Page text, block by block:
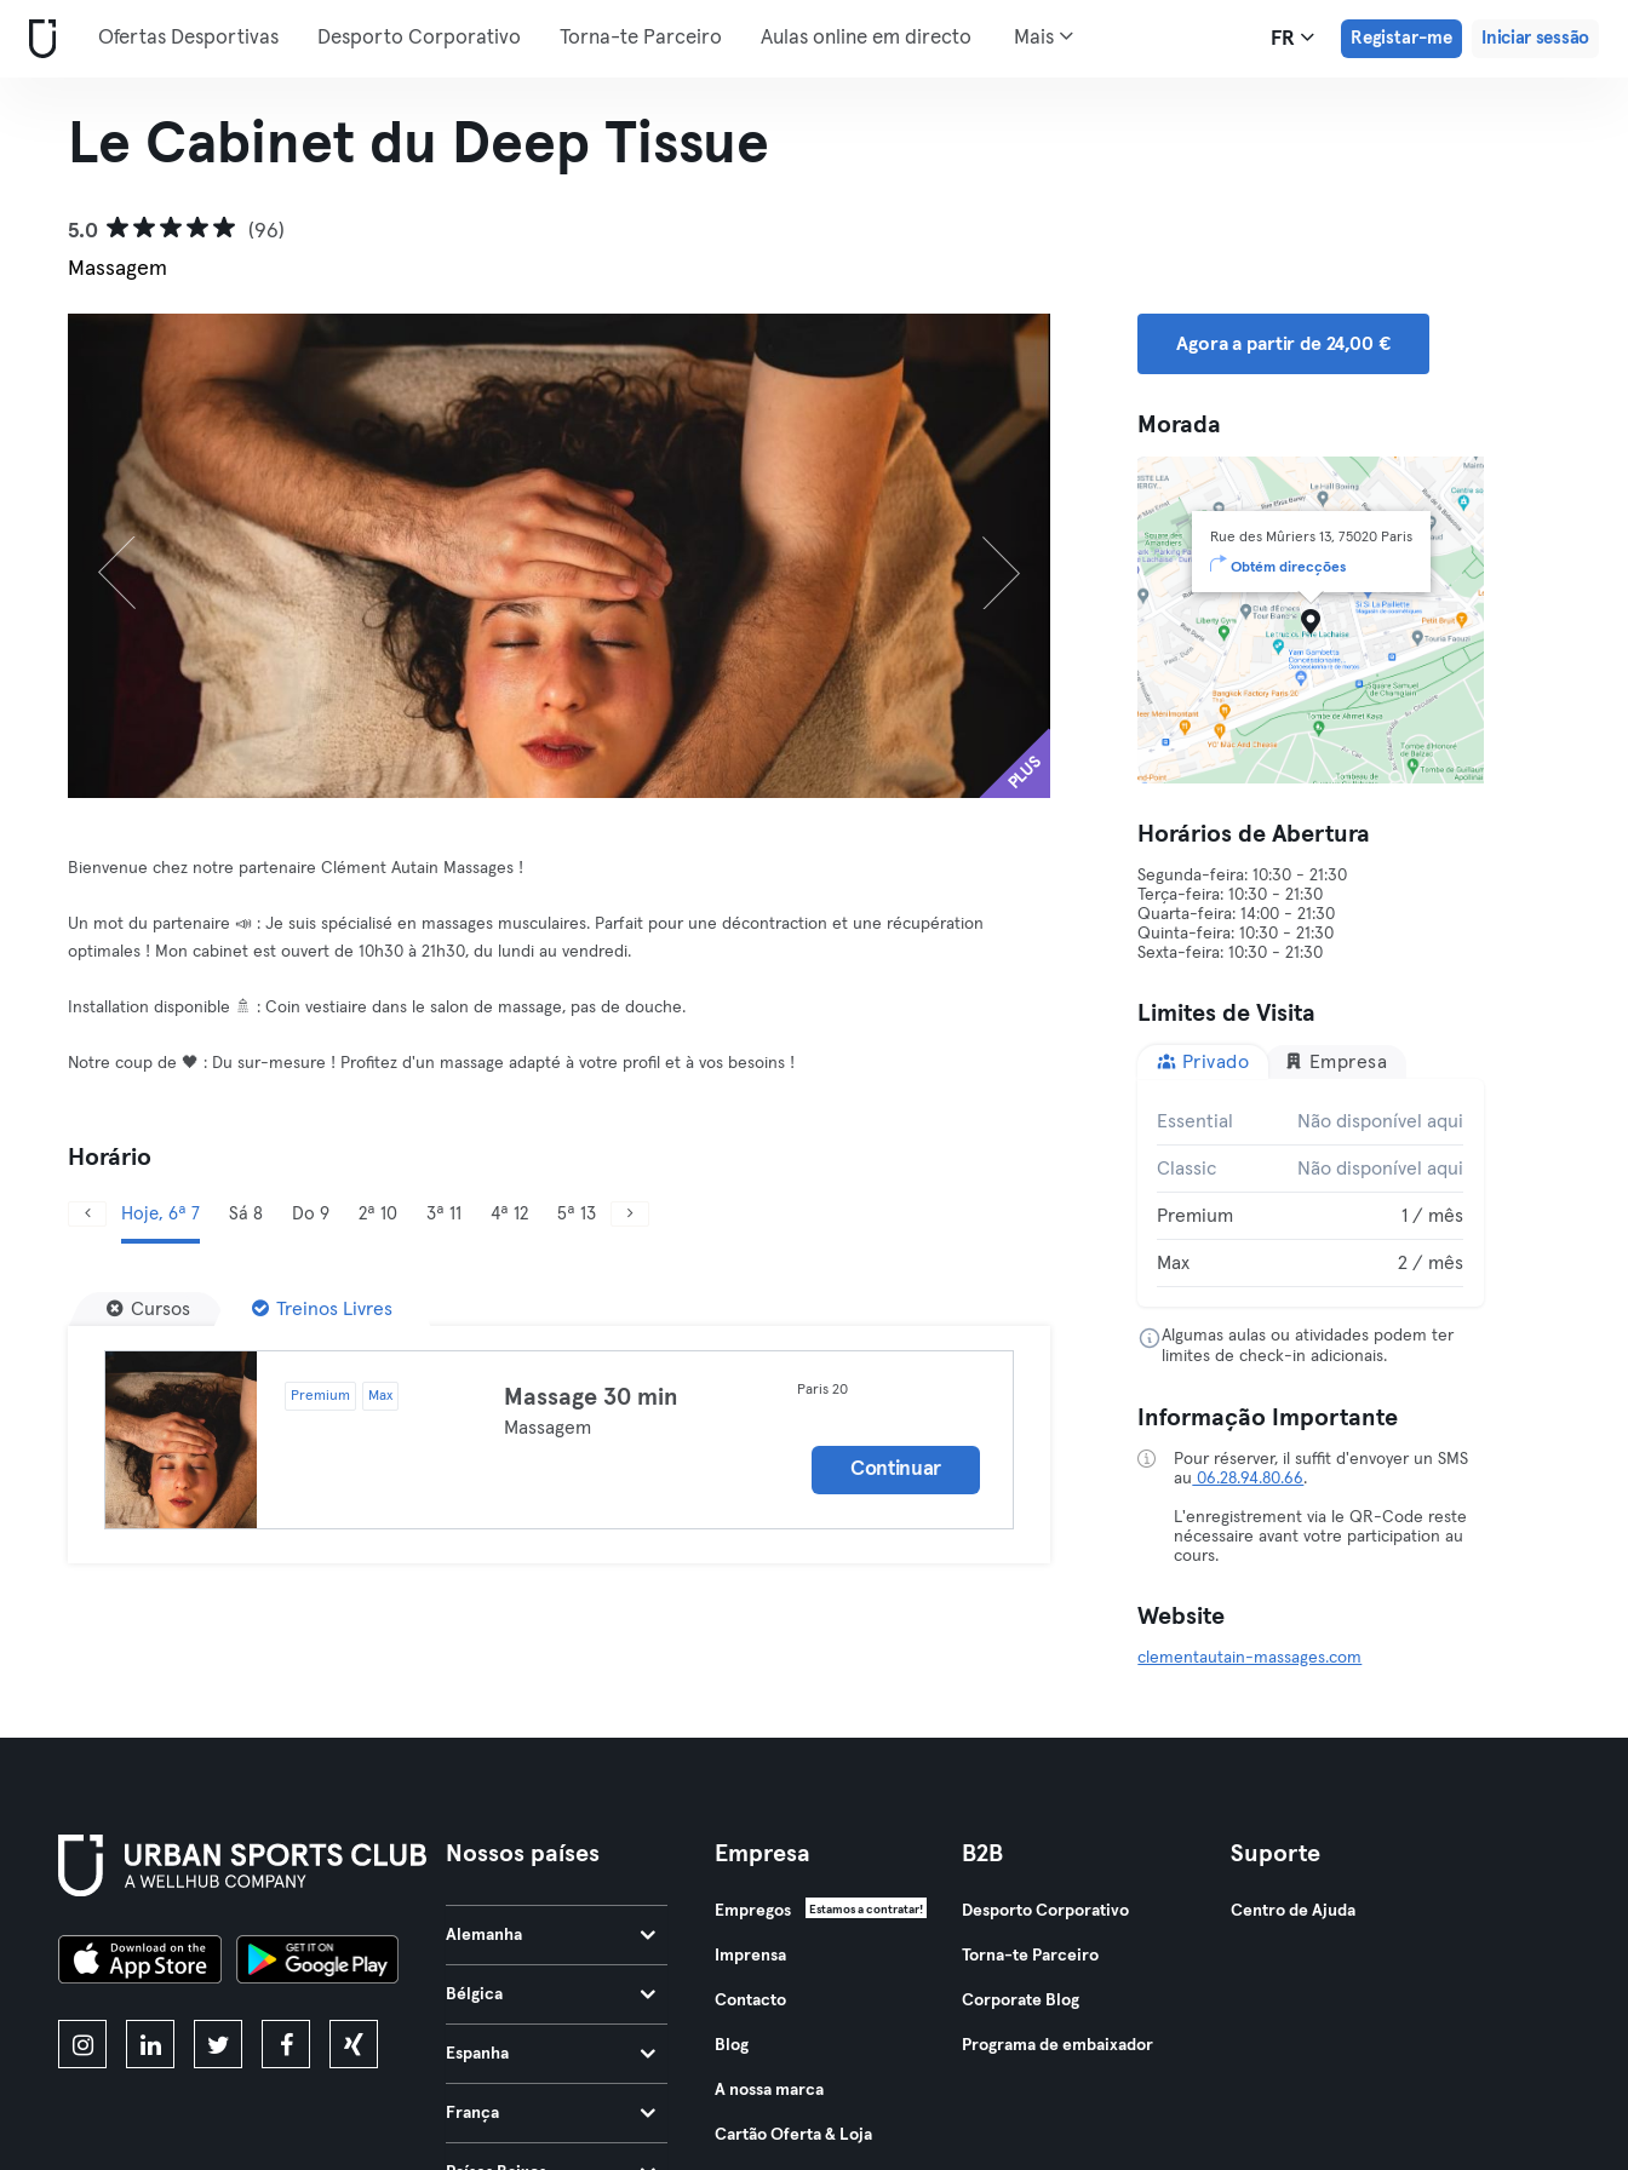
Ofertas Desportivas Desporto Corporativo Torna-te Parceiro Aulas online em directo Mais FR Registar-me Iniciar sessão
Le Cabinet du Deep Tissue
5.0
(96)
Massagem
PLUS
Bienvenue chez notre partenaire Clément Autain Massages !
Un mot du partenaire 📣 : Je suis spécialisé en massages musculaires. Parfait pour une décontraction et une récupération
optimales ! Mon cabinet est ouvert de 10h30 à 21h30, du lundi au vendredi.
Installation disponible 🚿 : Coin vestiaire dans le salon de massage, pas de douche.
Notre coup de 🖤 : Du sur-mesure ! Profitez d'un massage adapté à votre profil et à vos besoins !
Horário
Hoje, 6ª 7 Sá 8 Do 9 2ª 10 3ª 11 4ª 12 5ª 13
Cursos Treinos Livres
Premium Max Massage 30 min
Massagem
Paris 20
Continuar
Agora a partir de 24,00 €
Morada
Rue des Mûriers 13, 75020 Paris
Obtém direcções
Horários de Abertura
Segunda-feira: 10:30 - 21:30
Terça-feira: 10:30 - 21:30
Quarta-feira: 14:00 - 21:30
Quinta-feira: 10:30 - 21:30
Limites de Visita
Privado Empresa
Essential Não disponível aqui
Classic Não disponível aqui
Premium 1 / mês
Max 2 / mês
Algumas aulas ou atividades podem ter
limites de check-in adicionais.
Informação Importante
Pour réserver, il suffit d'envoyer un SMS
au 06.28.94.80.66.
L'enregistrement via le QR-Code reste
nécessaire avant votre participation au
cours.
Website
clementautain-massages.com
Nossos países
Alemanha
Bélgica
Espanha
França
Empresa
Empregos Estamos a contratar!
Imprensa
Contacto
Blog
A nossa marca
Cartão Oferta & Loja
B2B
Desporto Corporativo
Torna-te Parceiro
Corporate Blog
Programa de embaixador
Suporte
Centro de Ajuda